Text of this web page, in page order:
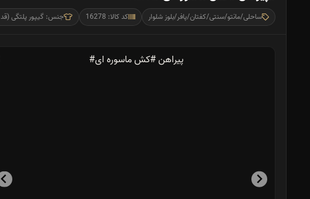
ساحلی/مانتو/سنتی/کفتان/پافر/بلوز شلوار کد کالا: 16278 جنس: گیپور پلتگی (قد ۱۲۰/قد استر ۸۵ )